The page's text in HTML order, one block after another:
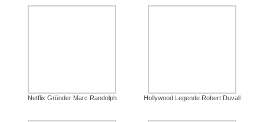
Netflix Gründer Marc Randolph Hollywood Legende Robert Duvall